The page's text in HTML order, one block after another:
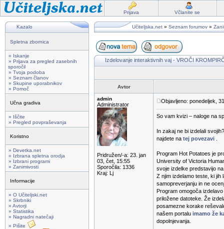
Prijava Včlanite se
Kazalo
Spletna zbornica
» Iskanje
» Prijava za pregled zasebnih
sporočil
» Tvoja podoba
» Seznam članov
» Skupine uporabnikov
» Pomoč
Učna gradiva
» Iščite
» Pregled povpraševanja
Koristno
» Devetka.net
» Izbrana spletna orodja
» Izbrani programi
» Zanimivosti
Informacije
» O Učiteljski.net
» Skrbniki
» Avtorji
» Statistika
» Nagradni natečaji
» Pišite
Učiteljska.net » Seznam forumov »
Izdelovanje interaktivnih vaj - VROČI
Avtor
admin
Administrator
Pridružen/-a: 23. jan
03, čet, 15:55
Sporočila: 1336
Kraj: Lj
Objavljeno: ponedeljek,
So vam kvizi – naloge na
In zakaj ne bi izdelali
najdete na tej povezavi
Program Hot Potatoes je
University of Victoria
svoje izdelke predstavijo
Z njim izdelamo teste, ki jih
samopreverjanju in ne
Program omogoča
priložene datoteke. Že
posamezne korake
našem portalu imamo že
dopolnjevanja.